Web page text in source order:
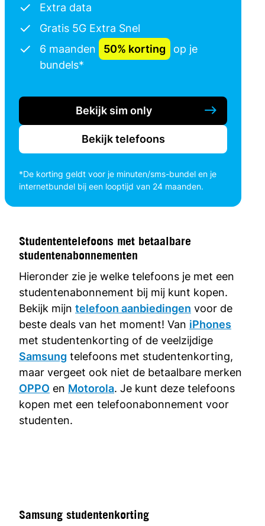
Extra data
Gratis 5G Extra Snel
6 maanden
50% korting
op je
bundels*
Bekijk sim only
Bekijk telefoons
*De korting geldt voor je minuten/sms-bundel en je
internetbundel bij een looptijd van 24 maanden.
Studententelefoons met betaalbare
studentenabonnementen
Hieronder zie je welke telefoons je met een
studentenabonnement bij mij kunt kopen.
Bekijk mijn telefoon aanbiedingen voor de
beste deals van het moment! Van iPhones
met studentenkorting of de veelzijdige
Samsung telefoons met studentenkorting,
maar vergeet ook niet de betaalbare merken
OPPO en Motorola. Je kunt deze telefoons
kopen met een telefoonabonnement voor
studenten.
Samsung studentenkorting